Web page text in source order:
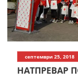
септември 25, 2018
НАТПРЕВАР